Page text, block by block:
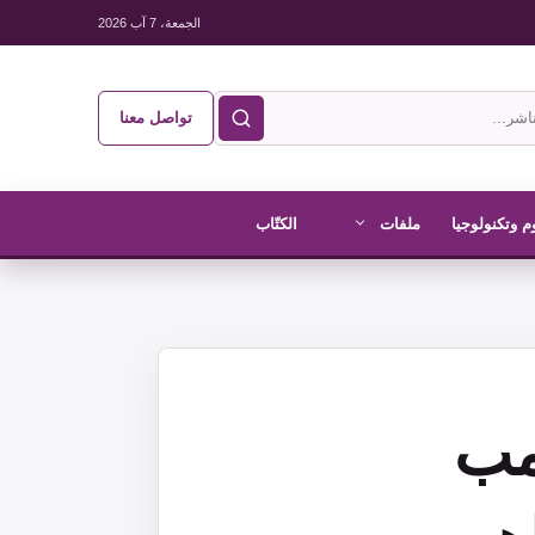
الجمعة، 7 آب 2026
تواصل معنا
وتكنولوجيا ملفات الكتّاب